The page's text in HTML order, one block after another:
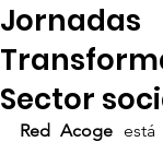
Jornadas
Sector
Red Acoge